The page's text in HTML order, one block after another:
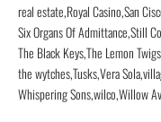
real estate Royal CasinoSan
Six Organs Of AdmittanceStill
The Black KeysThe Lemon Twigs
the wytchesTusksVera Sola
Whispering SonswilcoWillow